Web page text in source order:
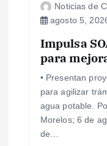
Noticias de
agosto 5,
Impulsa
para
• Presentan
para agilizar
agua potable.
Morelos; 6 de
de…